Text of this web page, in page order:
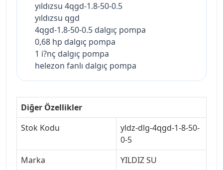
yıldızsu 4qgd-1.8-50-0.5
yıldızsu qgd
4qgd-1.8-50-0.5 dalgıç pompa
0,68 hp dalgıç pompa
1 i?nç dalgıç pompa
helezon fanlı dalgıç pompa
Diğer Özellikler
Stok Kodu
yldz-dlg-4qgd-1-8-50-
0-5
Marka
YILDIZ SU